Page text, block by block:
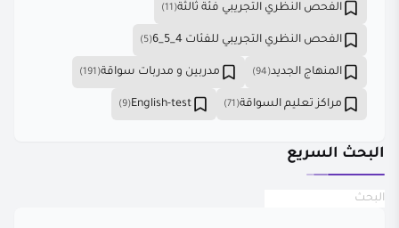
الفحص النظري التجريبي فئة ثالثة(11)
الفحص النظري التجريبي للفئات 4_5_6 (5)
المنهاج الجديد(94) مدربين و مدربات سواقة(191)
مراكز تعليم السواقة(71)
English-test
(9)
البحث السريع